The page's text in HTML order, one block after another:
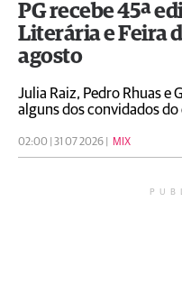
PG recebe 45ª
Literária e Feira
agosto
Julia Raiz, Pedro Rhuas e
alguns dos convidados
02:00 | 31 07 2026 | MIX